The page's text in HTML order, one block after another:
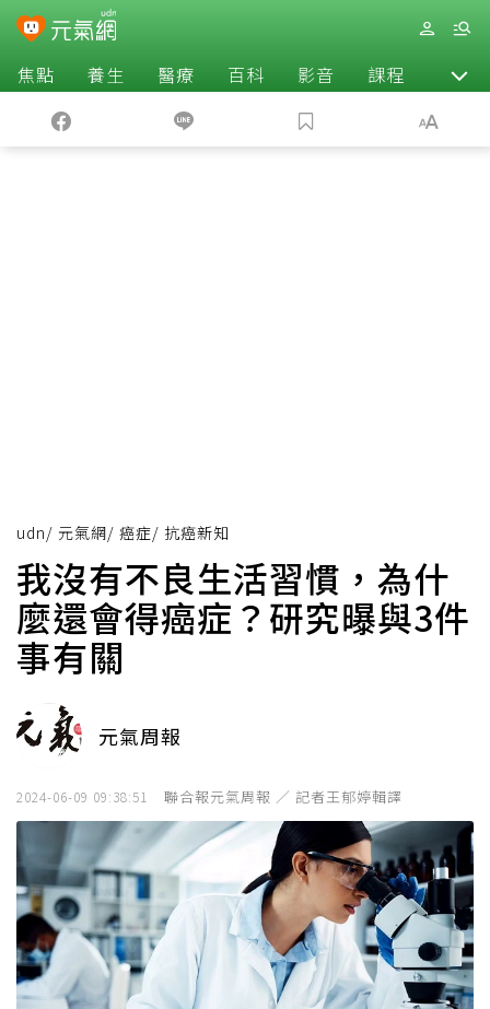
焦點 養生 醫療 百科 影音 課程 退休
udn/ 元氣網/ 癌症/ 抗癌新知
我沒有不良生活習慣，為什
麼還會得癌症？研究曝與3件
事有關
元氣周報
2024-06-09 09:38:51 聯合報元氣周報 ／ 記者王郁婷輯譯